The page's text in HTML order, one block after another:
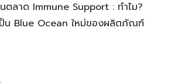
ตลาด Immune Support : ทำไม?
น Blue Ocean ใหม่ของผลิตภัณฑ์